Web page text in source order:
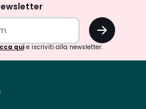
OK
quie iscriviti alla newsletter.